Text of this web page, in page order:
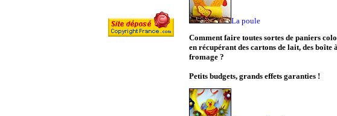
La poule
Comment faire toutes sortes de paniers
en récupérant des cartons de lait, des boîte
fromage ?
Petits budgets, grands effets garanties !